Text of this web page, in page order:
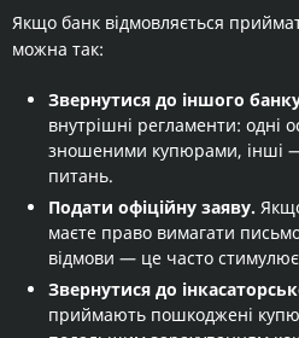
Якщо банк відмовляється
можна так:
Звернутися до іншого
внутрішні регламенти: одні
зношеними купюрами, інші
питань.
Подати офіційну заяву.
маєте право вимагати
відмови — це часто
Звернутися до
приймають пошкоджені